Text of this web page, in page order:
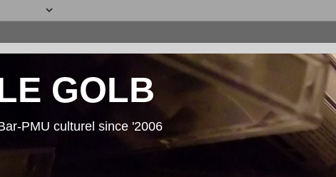
GOLB
PMU culturel since '2006